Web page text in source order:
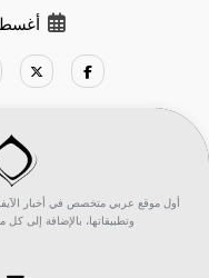
أغسطس
أول موقع عربي متخصص في أخبار
وتطبيقاتها، بالإضافة إلى كل